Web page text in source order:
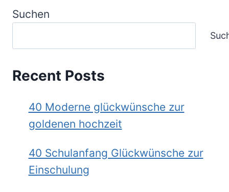
Suchen
Recent Posts
40 Moderne glückwünsche zur
goldenen hochzeit
40 Schulanfang Glückwünsche zur
Einschulung